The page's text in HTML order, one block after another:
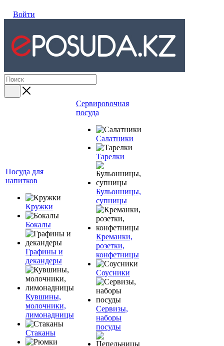
Войти
Посуда для
напитков
Кружки
Бокалы
Графины и
декандеры
Кувшины,
молочники,
лимонадницы
Стаканы
Сервировочная
посуда
Салатники
Тарелки
Бульонницы,
супницы
Креманки,
розетки,
конфетницы
Соусники
Сервизы,
наборы
посуды